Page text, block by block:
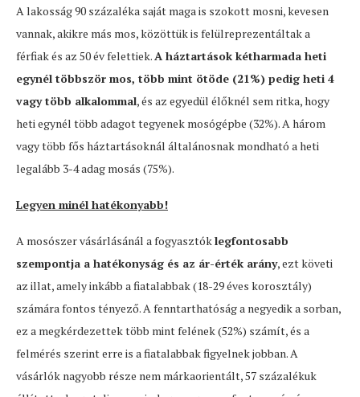
A lakosság 90 százaléka saját maga is szokott mosni, kevesen
vannak, akikre más mos, közöttük is felülreprezentáltak a
férfiak és az 50 év felettiek.A háztartások kétharmada heti
egynél többször mos, több mint ötöde (21%) pedig heti 4
vagy több alkalommal, és az egyedül élőknél sem ritka, hogy
heti egynél több adagot tegyenek mosógépbe (32%). A három
vagy több fős háztartásoknál általánosnak mondható a heti
legalább 3-4 adag mosás (75%).
Legyen minél hatékonyabb!
A mosószer vásárlásánál a fogyasztóklegfontosabb
szempontja a hatékonyság és az ár-érték arány, ezt követi
az illat, amely inkább a fiatalabbak (18-29 éves korosztály)
számára fontos tényező. A fenntarthatóság a negyedik a sorban,
ez a megkérdezettek több mint felének (52%) számít, és a
felmérés szerint erre is a fiatalabbak figyelnek jobban. A
vásárlók nagyobb része nem márkaorientált, 57 százalékuk